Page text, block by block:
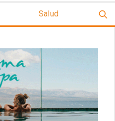
Salud